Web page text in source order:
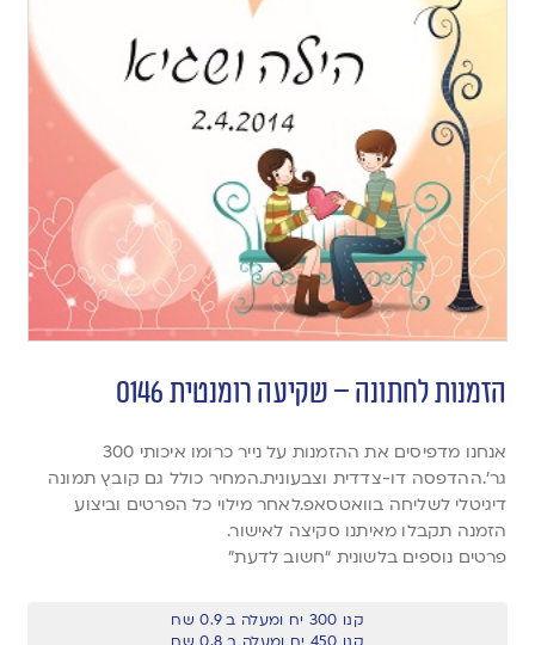
הזמנות לחתונה – שקיעה רומנטית 0146
אנחנו מדפיסים את ההזמנות על נייר כרומו איכותי 300
גר’.ההדפסה דו-צדדית וצבעונית.המחיר כולל גם קובץ תמונה
דיגיטלי לשליחה בוואטסאפ.לאחר מילוי כל הפרטים וביצוע
הזמנה תקבלו מאיתנו סקיצה לאישור.
פרטים נוספים בלשונית “חשוב לדעת”
קנו 300 יח ומעלה ב 0.9 שח